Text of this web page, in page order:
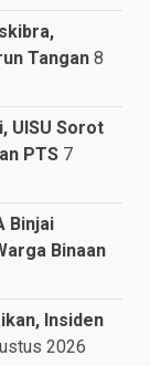
Tangan 8
UISU Sorot
PTS 7
Binjai
Binaan
Insiden
2026